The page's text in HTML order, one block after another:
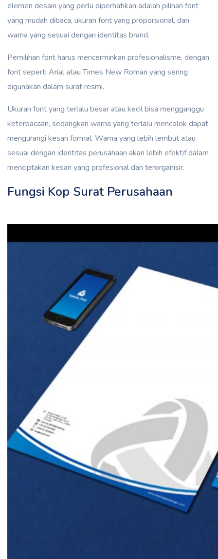
elemen desain yang perlu diperhatikan adalah pilihan font
yang mudah dibaca, ukuran font yang proporsional, dan
warna yang sesuai dengan identitas brand.
Pemilihan font harus mencerminkan profesionalisme, dengan
font seperti Arial atau Times New Roman yang sering
digunakan dalam surat resmi.
Ukuran font yang terlalu besar atau kecil bisa mengganggu
keterbacaan, sedangkan warna yang terlalu mencolok dapat
mengurangi kesan formal. Warna yang lebih lembut atau
sesuai dengan identitas perusahaan akan lebih efektif dalam
menciptakan kesan yang profesional dan terorganisir.
Fungsi Kop Surat Perusahaan